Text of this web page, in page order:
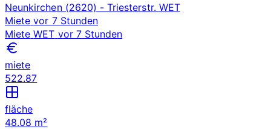
Neunkirchen (2620) - Triesterstr. WET
Miete vor 7 Stunden
Miete WET vor 7 Stunden
miete
522.87
fläche
48.08 m²